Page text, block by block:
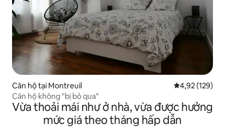
Căn hộ tại Montreuil Xếp hạng
4,92 (129)
Căn hộ không "bị bỏ qua"
Vừa thoải mái như ở nhà, vừa được hưởng
mức giá theo tháng hấp dẫn